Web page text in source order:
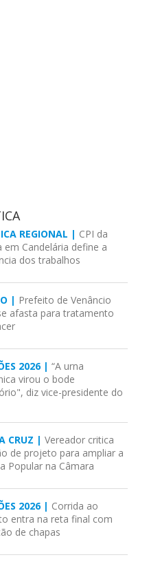
REGIONAL | CPI da
em Candelária define a
dos trabalhos
| Prefeito de Venâncio
afasta para tratamento
2026 |“A urna
virou o bode
diz vice-presidente do
CRUZ |Vereador critica
de projeto para ampliar a
Popular na Câmara
2026 | Corrida ao
entra na reta final com
de chapas